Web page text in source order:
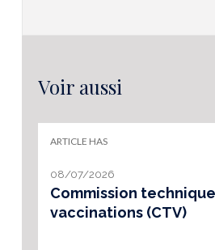
Voir aussi
ARTICLE HAS
08/07/2026
Commission
vaccinations (CTV)